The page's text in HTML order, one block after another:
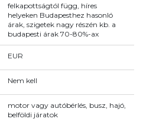
felkapottságtól függ, híres
helyeken Budapesthez hasonló
árak, szigetek nagy részén kb. a
budapesti árak 70-80%-ax
EUR
Nem kell
motor vagy autóbérlés, busz, hajó,
belföldi járatok